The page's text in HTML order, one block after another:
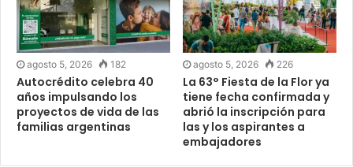
agosto 5, 2026 182
Autocrédito celebra 40
años impulsando los
proyectos de vida de las
familias argentinas
agosto 5, 2026 226
La 63° Fiesta de la Flor ya
tiene fecha confirmada y
abrió la inscripción para
las y los aspirantes a
embajadores